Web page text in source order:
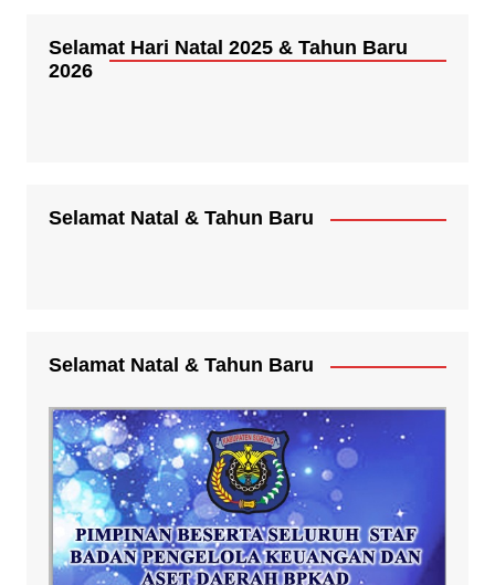
Selamat Hari Natal 2025 & Tahun Baru
2026
Selamat Natal & Tahun Baru
Selamat Natal & Tahun Baru